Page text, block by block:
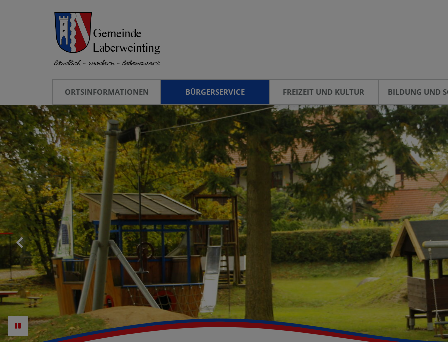
ORTSINFORMATIONEN BÜRGERSERVICE FREIZEIT UND KULTUR BILDUNG UND